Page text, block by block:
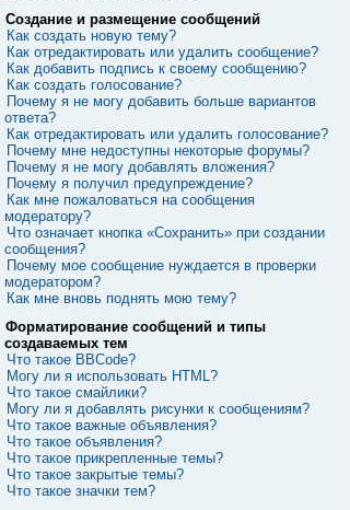
Создание и размещение сообщений
Как создать новую тему?
Как отредактировать или удалить сообщение?
Как добавить подпись к своему сообщению?
Как создать голосование?
Почему я не могу добавить больше вариантов
ответа?
Как отредактировать или удалить голосование?
Почему мне недоступны некоторые форумы?
Почему я не могу добавлять вложения?
Почему я получил предупреждение?
Как мне пожаловаться на сообщения
модератору?
Что означает кнопка «Сохранить» при создании
сообщения?
Почему мое сообщение нуждается в проверки
модератором?
Как мне вновь поднять мою тему?
Форматирование сообщений и типы
создаваемых тем
Что такое BBCode?
Могу ли я использовать HTML?
Что такое смайлики?
Могу ли я добавлять рисунки к сообщениям?
Что такое важные объявления?
Что такое объявления?
Что такое прикрепленные темы?
Что такое закрытые темы?
Что такое значки тем?